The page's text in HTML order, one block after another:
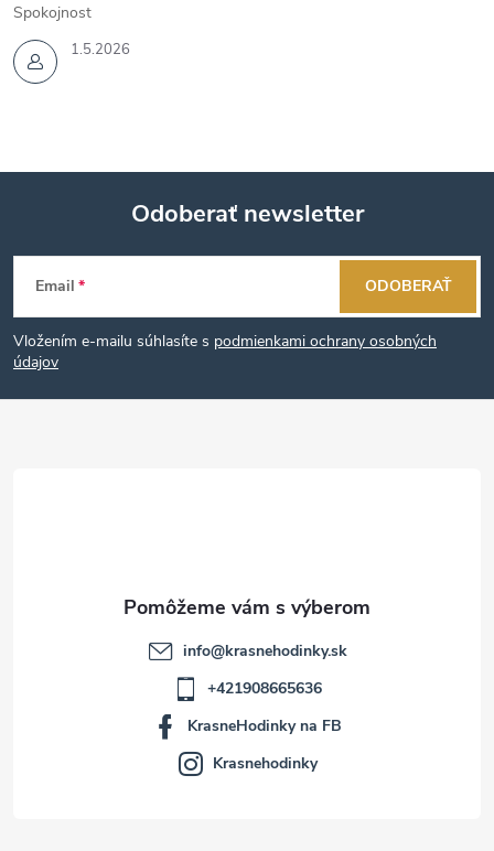
1.5.2026
Spokojnost
Z
á
p
Odoberať newsletter
Email
Vložením e-mailu súhlasíte s podmienkami ochrany osobných
údajov
ODOBERAŤ
info@krasnehodinky.sk
+421908665636
KrasneHodinky na FB
Krasnehodinky